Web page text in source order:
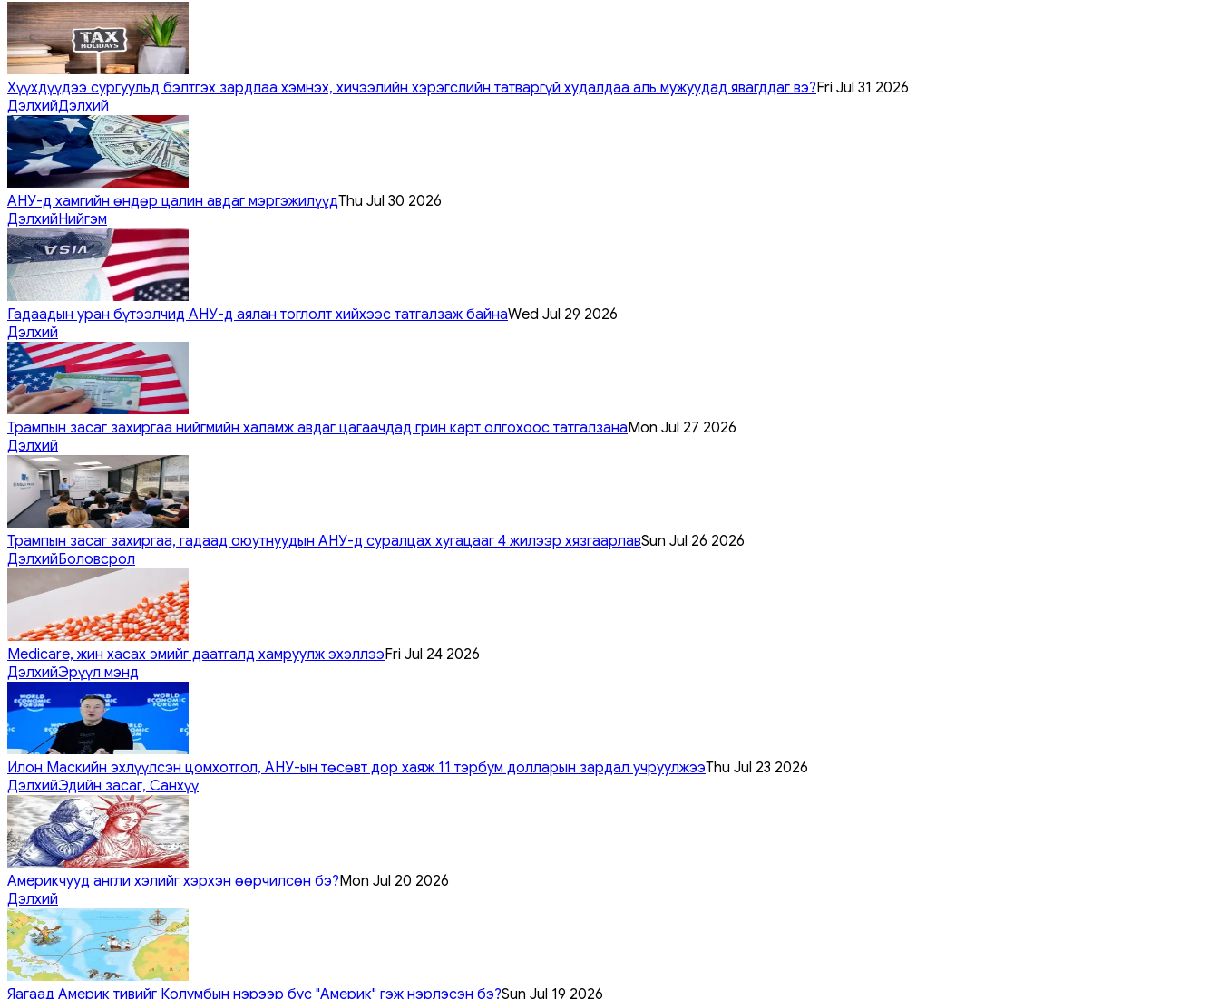
Хүүхдүүдээ сургуульд бэлтгэх зардлаа хэмнэх, хичээлийн хэрэгслийн татваргүй худалдаа аль мужуудад явагддаг вэ?Fri Jul 31 2026
ДэлхийДэлхий
АНУ-д хамгийн өндөр цалин авдаг мэргэжилүүдThu Jul 30 2026
ДэлхийНийгэм
Гадаадын уран бүтээлчид АНУ-д аялан тоглолт хийхээс татгалзаж байнаWed Jul 29 2026
Дэлхий
Трампын засаг захиргаа нийгмийн халамж авдаг цагаачдад грин карт олгохоос татгалзанаMon Jul 27 2026
Дэлхий
Трампын засаг захиргаа, гадаад оюутнуудын АНУ-д суралцах хугацааг 4 жилээр хязгаарлавSun Jul 26 2026
ДэлхийБоловсрол
Medicare, жин хасах эмийг даатгалд хамруулж эхэллээFri Jul 24 2026
ДэлхийЭрүүл мэнд
Илон Маскийн эхлүүлсэн цомхотгол, АНУ-ын төсөвт дор хаяж 11 тэрбум долларын зардал учруулжээThu Jul 23 2026
ДэлхийЭдийн засаг, Санхүү
Америкчууд англи хэлийг хэрхэн өөрчилсөн бэ?Mon Jul 20 2026
Дэлхий
Яагаад Америк тивийг Колумбын нэрээр бус "Америк" гэж нэрлэсэн бэ?Sun Jul 19 2026